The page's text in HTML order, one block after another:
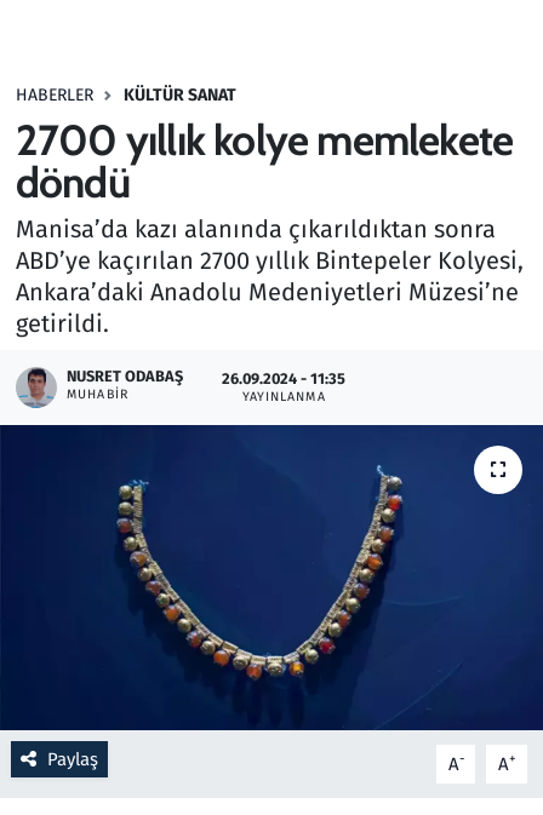
HABERLER KÜLTÜR SANAT
2700 yıllık kolye memlekete
döndü
Manisa’da kazı alanında çıkarıldıktan sonra
ABD’ye kaçırılan 2700 yıllık Bintepeler Kolyesi,
Ankara’daki Anadolu Medeniyetleri Müzesi’ne
getirildi.
NUSRET ODABAŞ
MUHABIR
26.09.2024 - 11:35
YAYINLANMA
Paylaş A- A+
Haber
Kültür Sanat
Kurumsal Haberler
Lezzet Durağı
Ramazan
Resmi İlanlar
Rüya Tabirleri
Savunma Sanayi